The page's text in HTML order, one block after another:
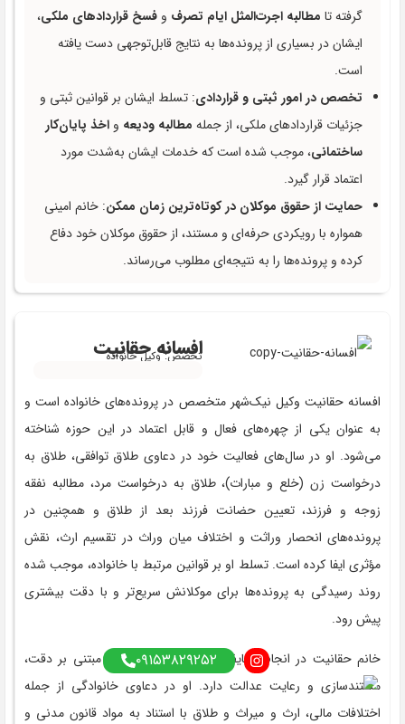
گرفته تا مطالبه اجرت‌المثل ایام تصرف و فسخ قراردادهای ملکی،
ایشان در بسیاری از پرونده‌ها به نتایج قابل‌توجهی دست یافته
است.
تخصص در امور ثبتی و قراردادی: تسلط ایشان بر قوانین ثبتی و
جزئیات قراردادهای ملکی، از جمله مطالبه ودیعه و اخذ پایان‌کار
ساختمانی، موجب شده است که خدمات ایشان به‌شدت مورد
اعتماد قرار گیرد.
حمایت از حقوق موکلان در کوتاه‌ترین زمان ممکن: خانم امینی
همواره با رویکردی حرفه‌ای و مستند، از حقوق موکلان خود دفاع
کرده و پرونده‌ها را به نتیجه‌ای مطلوب می‌رساند.
افسانه حقانیت
تخصص: وکیل خانواده
افسانه حقانیت وکیل نیک‌شهر متخصص در پرونده‌های خانواده است و
به عنوان یکی از چهره‌های فعال و قابل اعتماد در این حوزه شناخته
می‌شود. او در سال‌های فعالیت خود در دعاوی طلاق توافقی، طلاق به
درخواست زن (خلع و مبارات)، طلاق به درخواست مرد، مطالبه نفقه
زوجه و فرزند، تعیین حضانت فرزند بعد از طلاق و همچنین در
پرونده‌های انحصار وراثت و اختلاف میان وراث در تقسیم ارث، نقش
مؤثری ایفا کرده است. تسلط او بر قوانین مرتبط با خانواده، موجب شده
روند رسیدگی به پرونده‌ها برای موکلانش سریع‌تر و با دقت بیشتری
پیش رود.
خانم حقانیت در انجام وظایف حرفه‌ای خود رویکردی مبتنی بر دقت،
مستندسازی و رعایت عدالت دارد. او در دعاوی خانوادگی از جمله
اختلافات مالی، ارث و میراث و طلاق با استناد به مواد قانون مدنی و
۰۹۱۵۳۸۲۹۲۵۲